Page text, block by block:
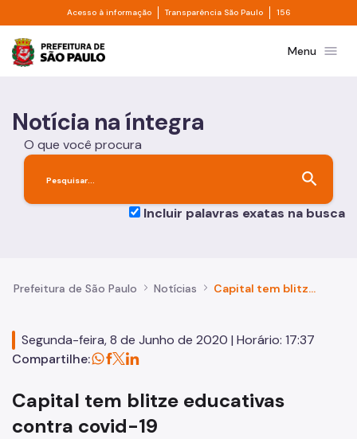
Pular para o Conteúdo principal
Acesso à informação Divisor de acesso à informação
Transparência São Paulo Divisor de
156
Prefeitura de São PauloMenu menu
Notícia na íntegra
O que você procura
search
Incluir palavras exatas na busca
Prefeitura de São Paulo Notícias Capital tem blitze educativas contra covid-19
Segunda-feira, 8 de Junho de 2020 | Horário: 17:37
Compartilhe:
Capital tem blitze educativas
contra covid-19